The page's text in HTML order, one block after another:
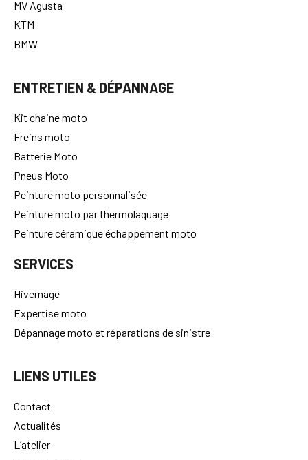
MV Agusta
KTM
BMW
ENTRETIEN & DÉPANNAGE
Kit chaine moto
Freins moto
Batterie Moto
Pneus Moto
Peinture moto personnalisée
Peinture moto par thermolaquage
Peinture céramique échappement moto
SERVICES
Hivernage
Expertise moto
Dépannage moto et réparations de sinistre
LIENS UTILES
Contact
Actualités
L’atelier